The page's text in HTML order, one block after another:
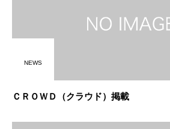
NEWS
ＣＲＯＷＤ（クラウド）掲載